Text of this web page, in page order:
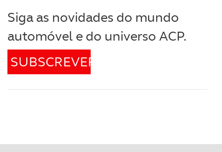
Siga as novidades do mundo
automóvel e do universo ACP.